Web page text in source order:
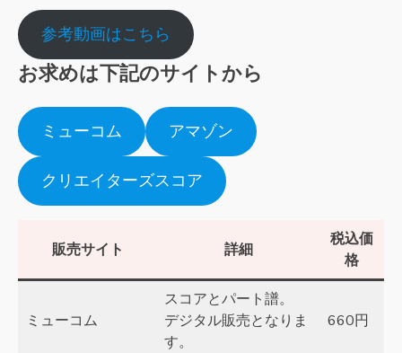
参考動画はこちら
お求めは下記のサイトから
ミューコム アマゾン
クリエイターズスコア
販売サイト 詳細
税込価
格
ミューコム
スコアとパート譜。
デジタル販売となりま
す。
660円